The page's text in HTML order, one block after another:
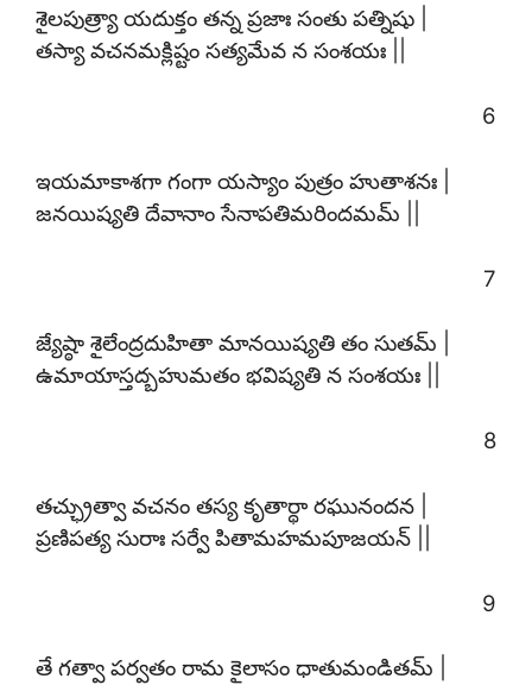
శైలపుత్ర్యా యదుక్తం తన్న ప్రజాః సంతు పత్నిషు |
తస్యా వచనమక్లిష్టం సత్యమేవ న సంశయః ||
6
ఇయమాకాశగా గంగా యస్యాం పుత్రం హుతాశనః |
జనయిష్యతి దేవానాం సేనాపతిమరిందమమ్ ||
7
జ్యేష్ఠా శైలేంద్రదుహితా మానయిష్యతి తం సుతమ్ |
ఉమాయాస్తద్బహుమతం భవిష్యతి న సంశయః ||
8
తచ్ఛ్రుత్వా వచనం తస్య కృతార్థా రఘునందన |
ప్రణిపత్య సురాః సర్వే పితామహమపూజయన్ ||
9
తే గత్వా పర్వతం రామ కైలాసం ధాతుమండితమ్ |